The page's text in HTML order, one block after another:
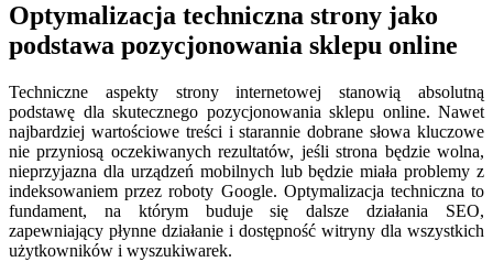
Optymalizacja techniczna strony jako
podstawa pozycjonowania sklepu online
Techniczne aspekty strony internetowej stanowią absolutną
podstawę dla skutecznego pozycjonowania sklepu online. Nawet
najbardziej wartościowe treści i starannie dobrane słowa kluczowe
nie przyniosą oczekiwanych rezultatów, jeśli strona będzie wolna,
nieprzyjazna dla urządzeń mobilnych lub będzie miała problemy z
indeksowaniem przez roboty Google. Optymalizacja techniczna to
fundament, na którym buduje się dalsze działania SEO,
zapewniający płynne działanie i dostępność witryny dla wszystkich
użytkowników i wyszukiwarek.